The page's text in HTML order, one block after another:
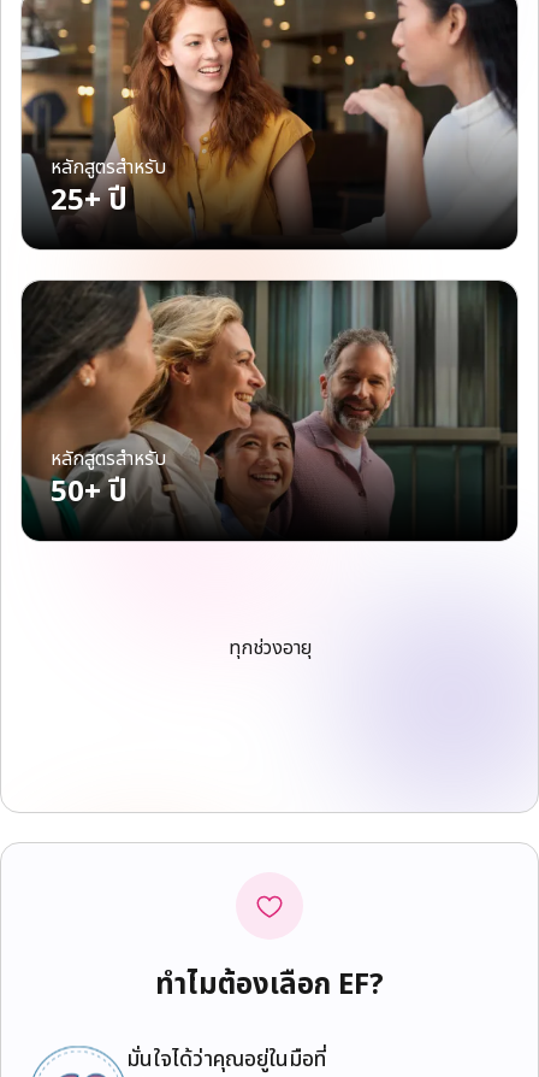
หลักสูตรสำหรับ
25+ ปี
หลักสูตรสำหรับ
50+ ปี
ทุกช่วงอายุ
ทำไมต้องเลือก EF?
มั่นใจได้ว่าคุณอยู่ในมือที่